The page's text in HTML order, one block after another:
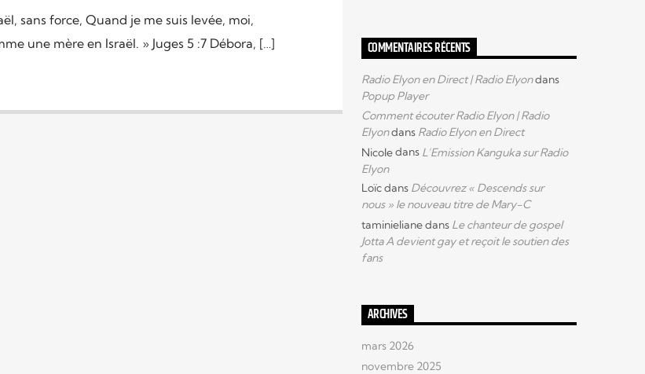
sans force, Quand je me suis levée, moi,
une mère en Israël. » Juges 5 :7 Débora, […]
COMMENTAIRES RÉCENTS
Radio Elyon en Direct | Radio Elyondans
Popup Player
Comment écouter Radio Elyon | Radio
Elyondans Radio Elyon en Direct
Nicoledans L’Emission Kanguka sur Radio
Elyon
Loïcdans Découvrez « Descends sur
nous » le nouveau titre de Mary-C
taminielianedans Le chanteur de gospel
Jotta A devient gay et reçoit le soutien des
fans
ARCHIVES
mars 2026
novembre 2025